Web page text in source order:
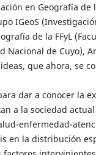
en Geografía de
IGeoS
de la FFyL
Nacional de Cuyo),
que ahora, se
dar a conocer la
a la sociedad
enfermedad-
en la distribución